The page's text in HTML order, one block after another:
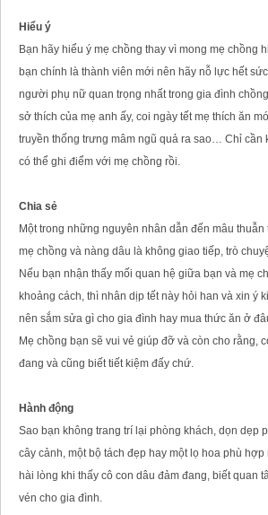
Hiểu ý
Bạn hãy hiểu ý mẹ chồng thay vì mong mẹ chồng
bạn chính là thành viên mới nên hãy nỗ lực hết
người phụ nữ quan trọng nhất trong gia đình
sở thích của mẹ anh ấy, coi ngày tết mẹ thích ăn
truyền thống trưng mâm ngũ quả ra sao… Chỉ cần
có thể ghi điểm với mẹ chồng rồi.
Chia sẻ
Một trong những nguyên nhân dẫn đến mâu
mẹ chồng và nàng dâu là không giao tiếp, trò
Nếu bạn nhận thấy mối quan hệ giữa bạn và mẹ
khoảng cách, thì nhân dịp tết này hỏi han và xin ý
nên sắm sửa gì cho gia đình hay mua thức ăn ở
Mẹ chồng bạn sẽ vui vẻ giúp đỡ và còn cho rằng,
đang và cũng biết tiết kiệm đấy chứ.
Hành động
Sao bạn không trang trí lại phòng khách, dọn dẹp
cây cảnh, một bộ tách đẹp hay một lọ hoa phù
hài lòng khi thấy cô con dâu đảm đang, biết quan
vén cho gia đình.